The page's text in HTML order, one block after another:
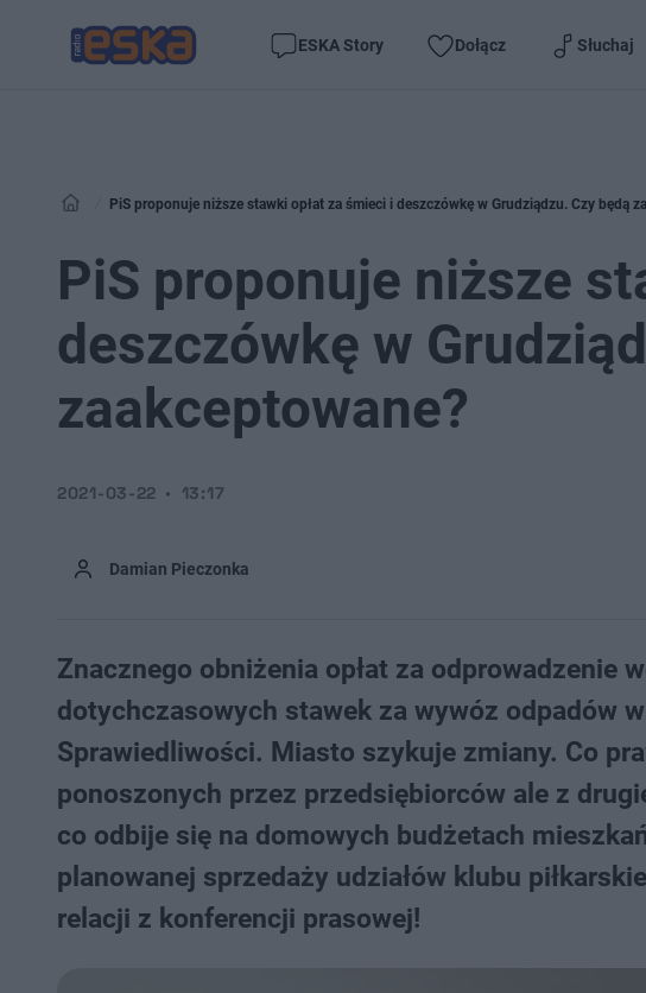
ESKA Story Dołącz Słuchaj
PiS proponuje niższe stawki opłat za śmieci i deszczówkę w Grudziądzu. Czy będą
PiS proponuje niższe
deszczówkę w
zaakceptowane?
Damian Pieczonka
2021-03-22 13:17
Znacznego obniżenia opłat za odprowadzenie
dotychczasowych stawek za wywóz odpadów
Sprawiedliwości. Miasto szykuje zmiany. Co
ponoszonych przez przedsiębiorców ale z
co odbije się na domowych budżetach
planowanej sprzedaży udziałów klubu
relacji z konferencji prasowej!